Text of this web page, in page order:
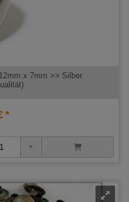
x 7mm >> Silber
*